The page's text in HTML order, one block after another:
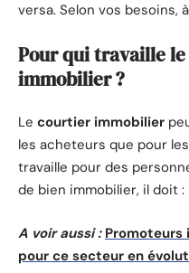
versa. Selon vos besoins,
Pour qui travaille
immobilier ?
Le courtier immobilier
les acheteurs que pour
travaille pour des
de bien immobilier, il doit :
A voir aussi : Promoteurs
pour ce secteur en